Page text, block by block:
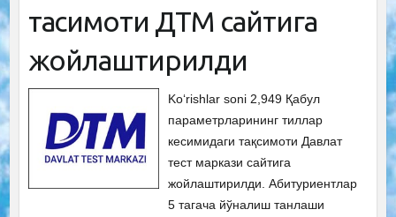
тақсимоти ДТМ сайтига
жойлаштирилди
Ko‘rishlar soni 2,949 Қабул
параметрларининг тиллар
кесимидаги тақсимоти Давлат
тест маркази сайтига
жойлаштирилди. Абитуриентлар
5 тагача йўналиш танлаши